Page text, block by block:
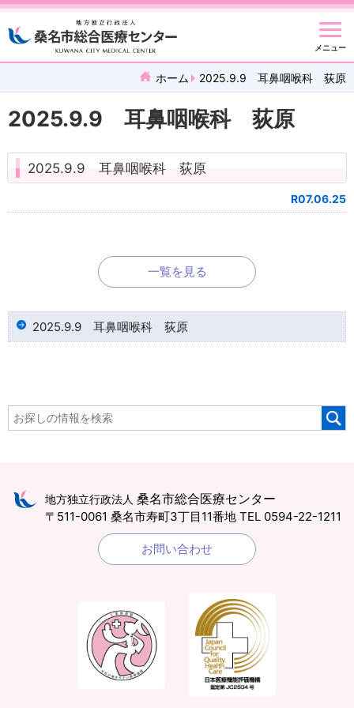
メニュー
ホーム 2025.9.9 耳鼻咽喉科 荻原
2025.9.9 耳鼻咽喉科 荻原
2025.9.9 耳鼻咽喉科 荻原
R07.06.25
一覧を見る
2025.9.9 耳鼻咽喉科 荻原
地方独立行政法人 桑名市総合医療センター
〒511-0061 桑名市寿町3丁目11番地 TEL 0594-22-1211
お問い合わせ